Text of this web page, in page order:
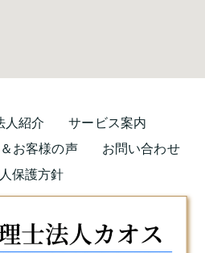
人紹介
サービス案内
お客様の声
お問い合わせ
保護方針